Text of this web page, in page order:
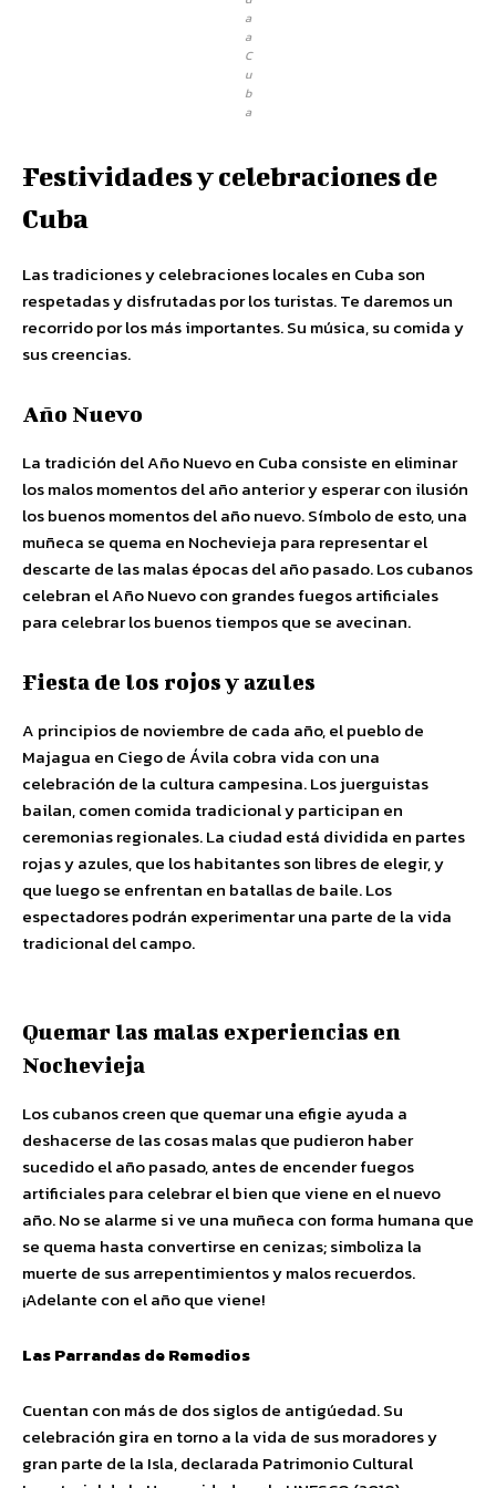
a
a
C
u
b
a
Festividades y celebraciones de
Cuba
Las tradiciones y celebraciones locales en Cuba son
respetadas y disfrutadas por los turistas. Te daremos un
recorrido por los más importantes. Su música, su comida y
sus creencias.
Año Nuevo
La tradición del Año Nuevo en Cuba consiste en eliminar
los malos momentos del año anterior y esperar con ilusión
los buenos momentos del año nuevo. Símbolo de esto, una
muñeca se quema en Nochevieja para representar el
descarte de las malas épocas del año pasado. Los cubanos
celebran el Año Nuevo con grandes fuegos artificiales
para celebrar los buenos tiempos que se avecinan.
Fiesta de los rojos y azules
A principios de noviembre de cada año, el pueblo de
Majagua en Ciego de Ávila cobra vida con una
celebración de la cultura campesina. Los juerguistas
bailan, comen comida tradicional y participan en
ceremonias regionales. La ciudad está dividida en partes
rojas y azules, que los habitantes son libres de elegir, y
que luego se enfrentan en batallas de baile. Los
espectadores podrán experimentar una parte de la vida
tradicional del campo.
Quemar las malas experiencias en
Nochevieja
Los cubanos creen que quemar una efigie ayuda a
deshacerse de las cosas malas que pudieron haber
sucedido el año pasado, antes de encender fuegos
artificiales para celebrar el bien que viene en el nuevo
año. No se alarme si ve una muñeca con forma humana que
se quema hasta convertirse en cenizas; simboliza la
muerte de sus arrepentimientos y malos recuerdos.
¡Adelante con el año que viene!
Las Parrandas de Remedios
Cuentan con más de dos siglos de antigúedad. Su
celebración gira en torno a la vida de sus moradores y
gran parte de la Isla, declarada Patrimonio Cultural